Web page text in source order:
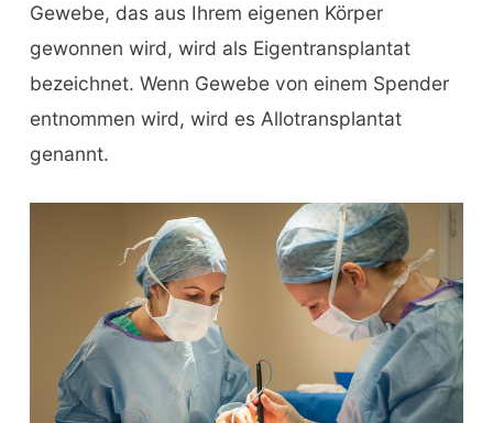
Gewebe, das aus Ihrem eigenen Körper
gewonnen wird, wird als Eigentransplantat
bezeichnet. Wenn Gewebe von einem Spender
entnommen wird, wird es Allotransplantat
genannt.